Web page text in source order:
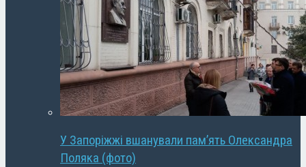
У Запоріжжі вшанували пам’ять Олександра
Поляка (фото)